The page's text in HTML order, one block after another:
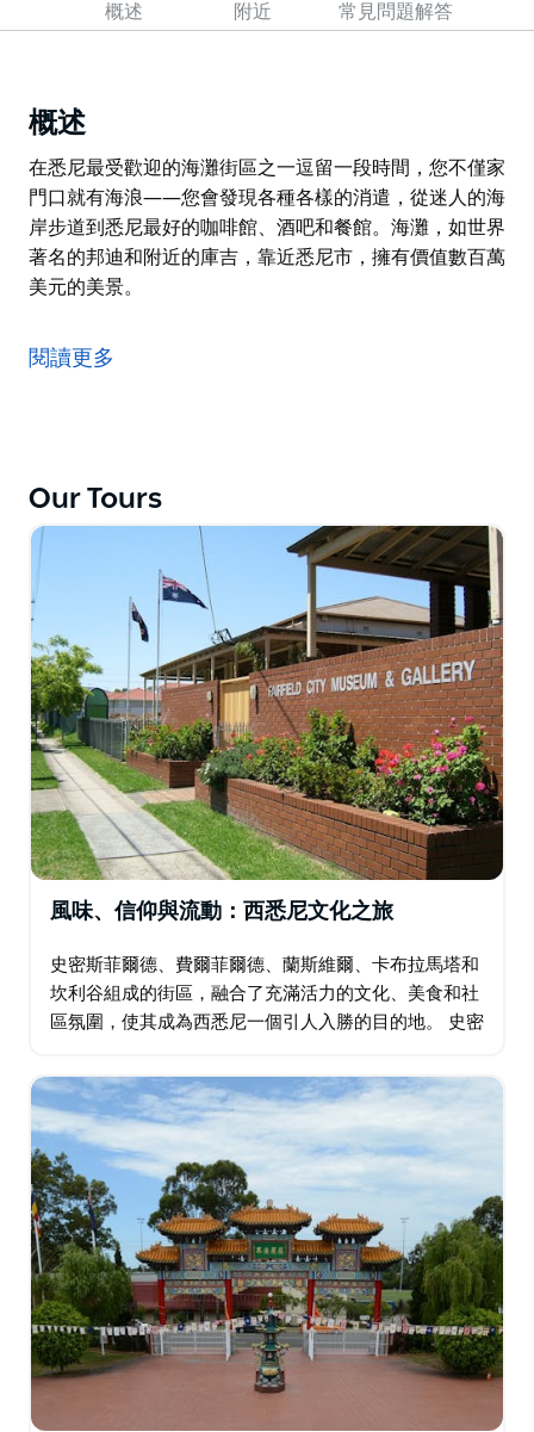
概述 附近 常見問題解答
概述
在悉尼最受歡迎的海灘街區之一逗留一段時間，您不僅家
門口就有海浪——您會發現各種各樣的消遣，從迷人的海
岸步道到悉尼最好的咖啡館、酒吧和餐館。海灘，如世界
著名的邦迪和附近的庫吉，靠近悉尼市，擁有價值數百萬
美元的美景。
門口就有海浪——您會發現各種各樣的消遣，從迷人的海
岸步道到悉尼最好的咖啡館、酒吧和餐館。海灘，如世界
閱讀更多
Our Tours
風味、信仰與流動：西悉尼文化之旅
史密斯菲爾德、費爾菲爾德、蘭斯維爾、卡布拉馬塔和
坎利谷組成的街區，融合了充滿活力的文化、美食和社
區氛圍，使其成為西悉尼一個引人入勝的目的地。 史密
店和熱情好客的當地風情…